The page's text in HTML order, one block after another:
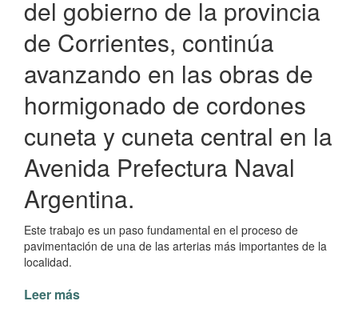
del gobierno de la provincia
de Corrientes, continúa
avanzando en las obras de
hormigonado de cordones
cuneta y cuneta central en la
Avenida Prefectura Naval
Argentina.
Este trabajo es un paso fundamental en el proceso de
pavimentación de una de las arterias más importantes de la
localidad.
Leer más